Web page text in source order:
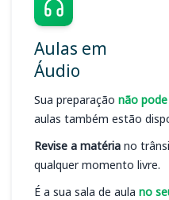
Aulas em
Áudio
Sua preparação não pode
aulas também estão
Revise a matéria no
qualquer momento livre.
É a sua sala de aula no